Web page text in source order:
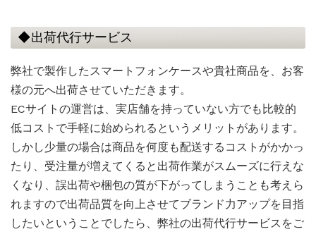
◆出荷代行サービス
弊社で製作したスマートフォンケースや貴社商品を、お客
様の元へ出荷させていただきます。
ECサイトの運営は、実店舗を持っていない方でも比較的
低コストで手軽に始められるというメリットがあります。
しかし少量の場合は商品を何度も配送するコストがかかっ
たり、受注量が増えてくると出荷作業がスムーズに行えな
くなり、誤出荷や梱包の質が下がってしまうことも考えら
れますので出荷品質を向上させてブランド力アップを目指
したいということでしたら、弊社の出荷代行サービスをご